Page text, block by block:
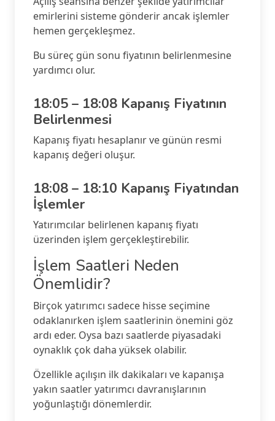
emirlerini sisteme gönderir ancak işlemler
hemen gerçekleşmez.
Bu süreç gün sonu fiyatının belirlenmesine
yardımcı olur.
18:05 – 18:08 Kapanış Fiyatının
Belirlenmesi
Kapanış fiyatı hesaplanır ve günün resmi
kapanış değeri oluşur.
18:08 – 18:10 Kapanış Fiyatından
İşlemler
Yatırımcılar belirlenen kapanış fiyatı
üzerinden işlem gerçekleştirebilir.
İşlem Saatleri Neden
Önemlidir?
Birçok yatırımcı sadece hisse seçimine
odaklanırken işlem saatlerinin önemini göz
ardı eder. Oysa bazı saatlerde piyasadaki
oynaklık çok daha yüksek olabilir.
Özellikle açılışın ilk dakikaları ve kapanışa
yakın saatler yatırımcı davranışlarının
yoğunlaştığı dönemlerdir.